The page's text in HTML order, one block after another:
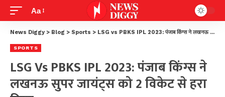
Aa
News Diggy > Blog > Sports > LSG vs PBKS IPL 2023: पंजाब किंग्स ने लखनऊ सुपर जायंट्स को 2 विकेट से हरा दिया
SPORTS
LSG Vs PBKS IPL 2023: पंजाब किंग्स ने
लखनऊ सुपर जायंट्स को 2 विकेट से हरा